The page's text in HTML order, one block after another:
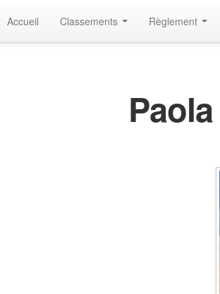
Accueil Classements Règlement